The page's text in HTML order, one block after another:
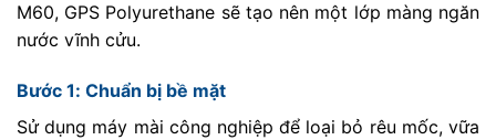
M60, GPS Polyurethane sẽ tạo nên một lớp màng ngăn
nước vĩnh cửu.
Bước 1: Chuẩn bị bề mặt
Sử dụng máy mài công nghiệp để loại bỏ rêu mốc, vữa